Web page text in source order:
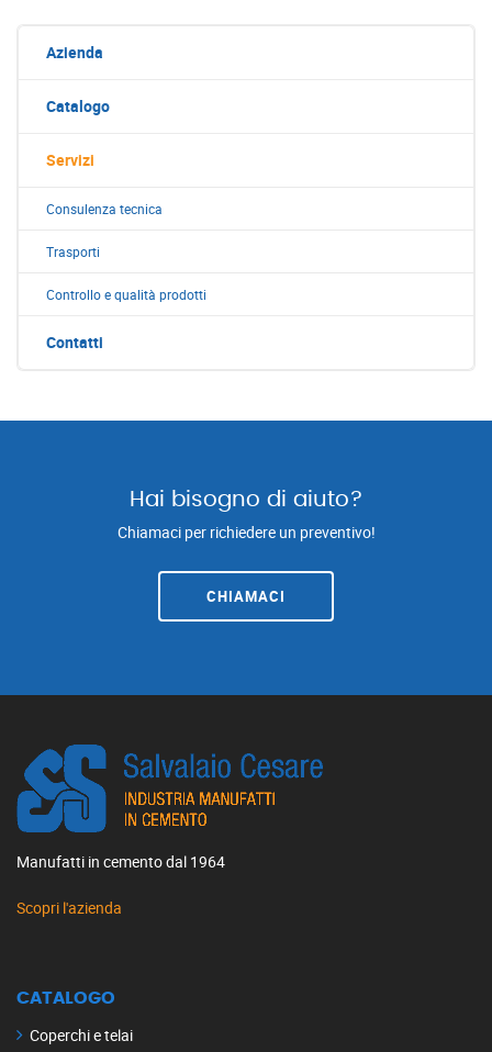
Azienda
Catalogo
Servizi
Consulenza tecnica
Trasporti
Controllo e qualità prodotti
Contatti
Hai bisogno di aiuto?
Chiamaci per richiedere un preventivo!
CHIAMACI
Manufatti in cemento dal 1964
Scopri l'azienda
CATALOGO
Coperchi e telai